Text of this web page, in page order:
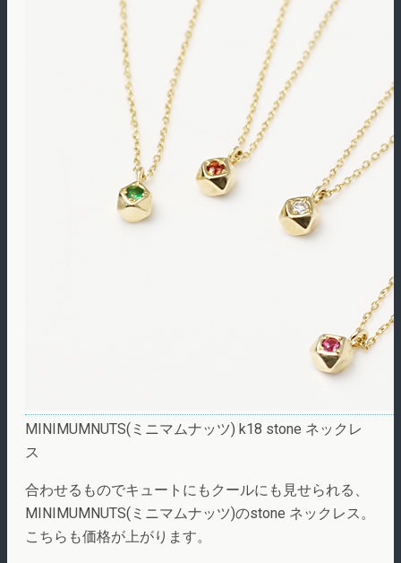
MINIMUMNUTS(ミニマムナッツ) k18 stone ネックレ
ス
合わせるものでキュートにもクールにも見せられる、
MINIMUMNUTS(ミニマムナッツ)のstone ネックレス。
こちらも価格が上がります。